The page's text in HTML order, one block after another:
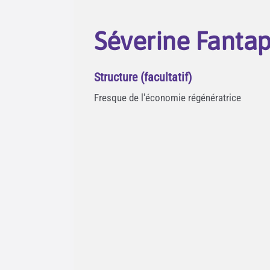
Séverine
Structure (facultatif)
Fresque de l'économie régénératrice